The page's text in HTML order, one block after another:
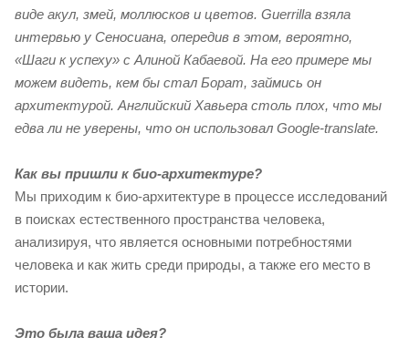
виде акул, змей, моллюсков и цветов. Guerrilla взяла
интервью у Сеносиана, опередив в этом, вероятно,
«Шаги к успеху» с Алиной Кабаевой. На его примере мы
можем видеть, кем бы стал Борат, займись он
архитектурой. Английский Хавьера столь плох, что мы
едва ли не уверены, что он использовал Google-translate.
Как вы пришли к био-архитектуре?
Мы приходим к био-архитектуре в процессе исследований
в поисках естественного пространства человека,
анализируя, что является основными потребностями
человека и как жить среди природы, а также его место в
истории.
Это была ваша идея?